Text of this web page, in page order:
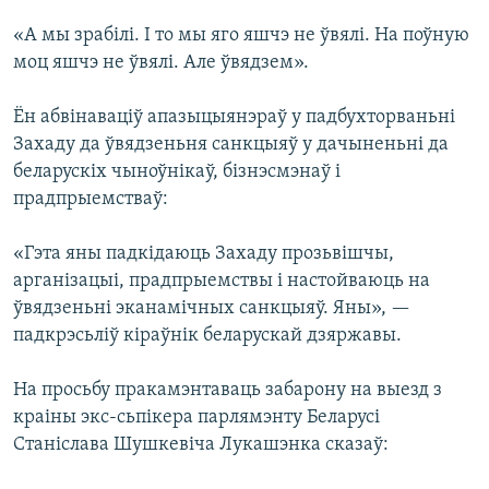
«А мы зрабілі. І то мы яго яшчэ не ўвялі. На поўную
моц яшчэ не ўвялі. Але ўвядзем».
Ён абвінаваціў апазыцыянэраў у падбухторваньні
Захаду да ўвядзеньня санкцыяў у дачыненьні да
беларускіх чыноўнікаў, бізнэсмэнаў і
прадпрыемстваў:
«Гэта яны падкідаюць Захаду прозьвішчы,
арганізацыі, прадпрыемствы і настойваюць на
ўвядзеньні эканамічных санкцыяў. Яны», —
падкрэсьліў кіраўнік беларускай дзяржавы.
На просьбу пракамэнтаваць забарону на выезд з
краіны экс-сьпікера парлямэнту Беларусі
Станіслава Шушкевіча Лукашэнка сказаў: